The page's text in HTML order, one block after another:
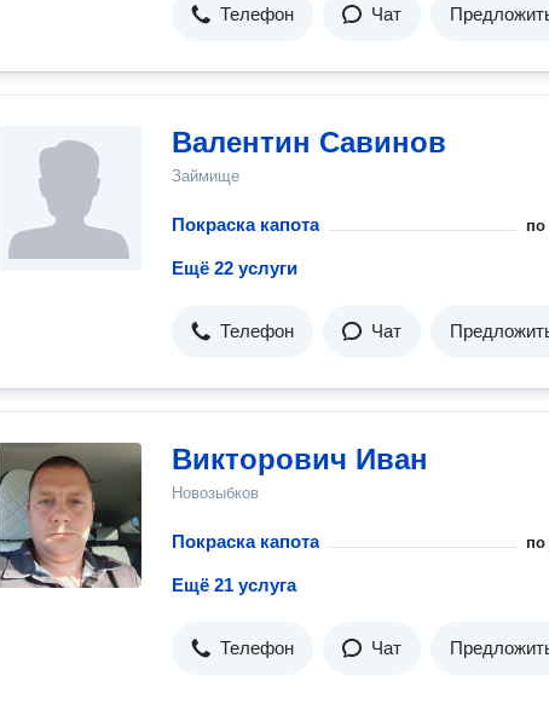
партнёр в мире профессионального автосервиса ! -Аргонодуговая
Телефон Чат
Валентин Савинов
Займище
Покраска капота по
Ещё 22 услуги
Телефон Чат
Викторович Иван
Новозыбков
Покраска капота по
Ещё 21 услуга
Телефон Чат